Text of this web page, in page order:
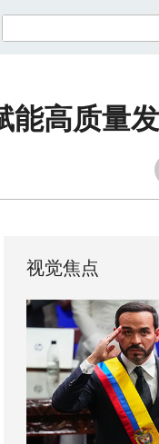
能高质量
视觉焦点